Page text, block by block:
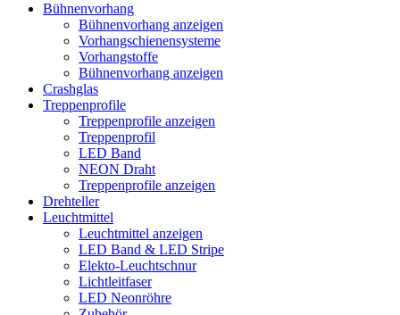
Bühnenvorhang
Bühnenvorhang anzeigen
Vorhangschienensysteme
Vorhangstoffe
Bühnenvorhang anzeigen
Crashglas
Treppenprofile
Treppenprofile anzeigen
Treppenprofil
LED Band
NEON Draht
Treppenprofile anzeigen
Drehteller
Leuchtmittel
Leuchtmittel anzeigen
LED Band & LED Stripe
Elekto-Leuchtschnur
Lichtleitfaser
LED Neonröhre